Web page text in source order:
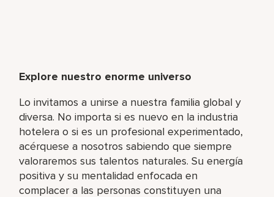
Explore nuestro enorme universo
Lo invitamos a unirse a nuestra familia global y
diversa. No importa si es nuevo en la industria
hotelera o si es un profesional experimentado,
acérquese a nosotros sabiendo que siempre
valoraremos sus talentos naturales. Su energía
positiva y su mentalidad enfocada en
complacer a las personas constituyen una